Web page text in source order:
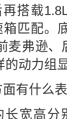
搭载
匹配。
麦弗逊、
动力组
有什么
宽高分